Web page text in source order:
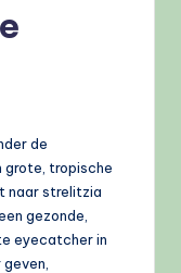
de
grote, tropische
naar strelitzia
gezonde,
eyecatcher in